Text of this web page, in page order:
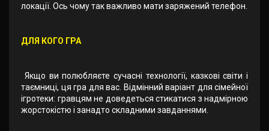
локації. Ось чому так важливо мати заряжений телефон.
ДЛЯ КОГО ГРА
Якщо ви полюбляєте сучасні технології, казкові світи і
таємниці, ця гра для вас. Відмінний варіант для сімейної
ігротеки: гравцям не доведеться стикатися з надмірною
жорстокістю і занадто складними завданнями.